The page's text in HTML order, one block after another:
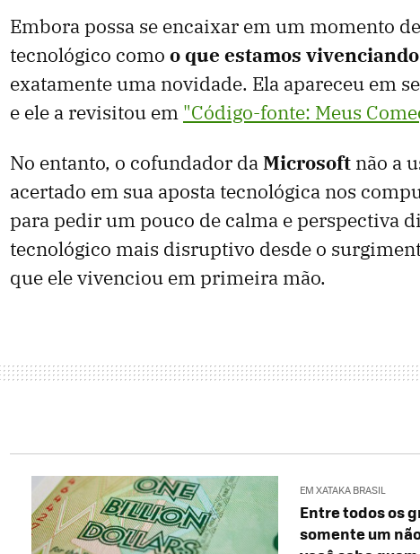
Embora possa se encaixar em um momento
tecnológico como o que estamos
exatamente uma novidade. Ela apareceu em
e ele a revisitou em "Código-fonte: Meus
No entanto, o cofundador daMicrosoft não a
acertado em sua aposta tecnológica nos
para pedir um pouco de calma e perspectiva
tecnológico mais disruptivo desde o
que ele vivenciou em primeira mão.
EM XATAKA BRASIL
Entre todos os
somente um